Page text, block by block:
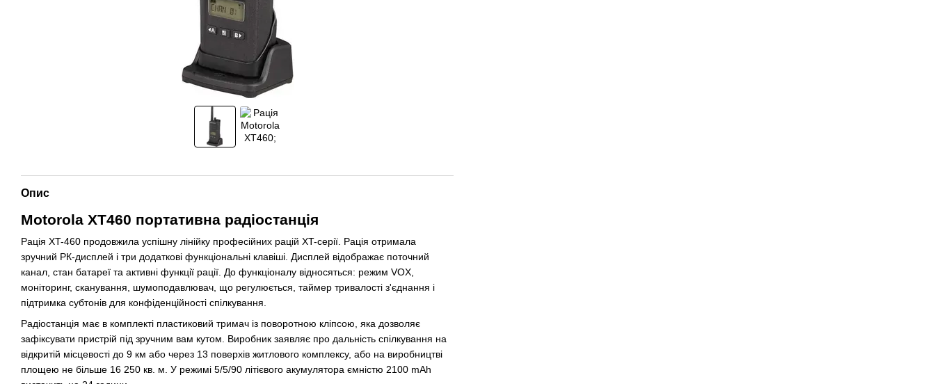
Опис
Motorola XT460 портативна радіостанція
Рація XT-460 продовжила успішну лінійку професійних рацій XT-серії. Рація отримала
зручний РК-дисплей і три додаткові функціональні клавіші. Дисплей відображає поточний
канал, стан батареї та активні функції рації. До функціоналу відносяться: режим VOX,
моніторинг, сканування, шумоподавлювач, що регулюється, таймер тривалості з'єднання і
підтримка субтонів для конфіденційності спілкування.
Радіостанція має в комплекті пластиковий тримач із поворотною кліпсою, яка дозволяє
зафіксувати пристрій під зручним вам кутом. Виробник заявляє про дальність спілкування на
відкритій місцевості до 9 км або через 13 поверхів житлового комплексу, або на виробництві
площею не більше 16 250 кв. м. У режимі 5/5/90 літієвого акумулятора ємністю 2100 mAh